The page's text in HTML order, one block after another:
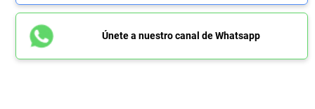
Únete a nuestro canal de Whatsapp